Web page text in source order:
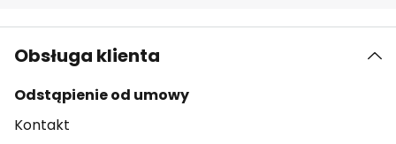
Obsługa klienta
Odstąpienie od umowy
Kontakt